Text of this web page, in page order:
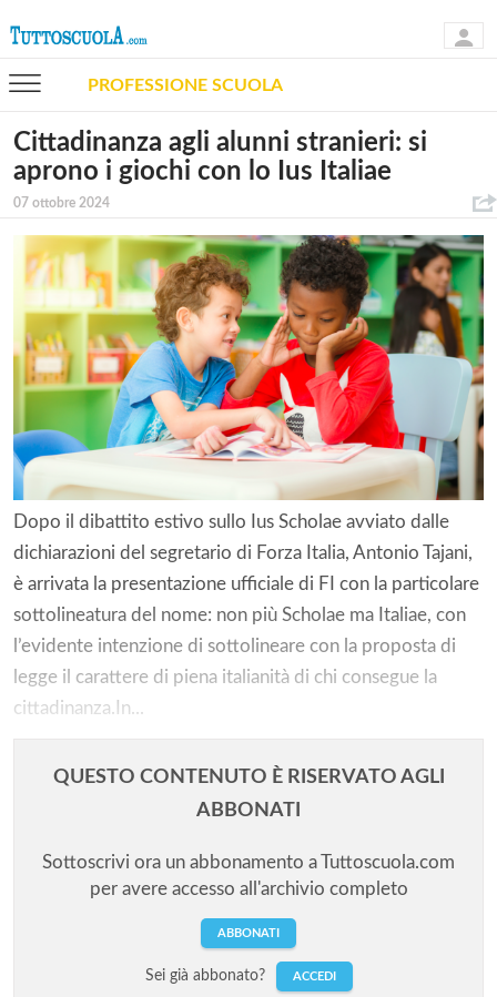
PROFESSIONE SCUOLA
Cittadinanza agli alunni stranieri: si
aprono i giochi con lo Ius Italiae
07 ottobre 2024
Dopo il dibattito estivo sullo Ius Scholae avviato dalle
dichiarazioni del segretario di Forza Italia, Antonio Tajani,
è arrivata la presentazione ufficiale di FI con la particolare
sottolineatura del nome: non più Scholae ma Italiae, con
l’evidente intenzione di sottolineare con la proposta di
legge il carattere di piena italianità di chi consegue la
cittadinanza.In...
QUESTO CONTENUTO È RISERVATO AGLI
ABBONATI
Sottoscrivi ora un abbonamento a Tuttoscuola.com
per avere accesso all'archivio completo
ABBONATI
Sei già abbonato? ACCEDI